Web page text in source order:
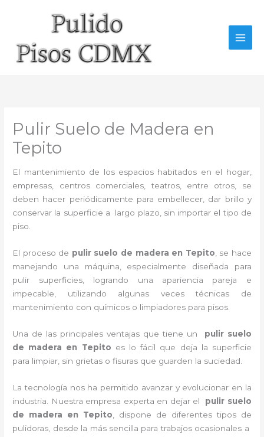
Pulir Suelo de Madera en
Tepito
El mantenimiento de los espacios habitados en el hogar,
empresas, centros comerciales, teatros, entre otros, se
deben hacer periódicamente para embellecer, dar brillo y
conservar la superficie a largo plazo, sin importar el tipo de
piso.
El proceso de pulir suelo de madera en Tepito , se hace
manejando una máquina, especialmente diseñada para
pulir superficies, logrando una apariencia pareja e
impecable, utilizando algunas veces técnicas de
mantenimiento con químicos o limpiadores para pisos.
Una de las principales ventajas que tiene un pulir suelo
de madera en Tepito es lo fácil que deja la superficie
para limpiar, sin grietas o fisuras que guarden la suciedad.
La tecnología nos ha permitido avanzar y evolucionar en la
industria. Nuestra empresa experta en dejar el pulir suelo
de madera en Tepito , dispone de diferentes tipos de
pulidoras, desde la más sencilla para trabajos ocasionales a